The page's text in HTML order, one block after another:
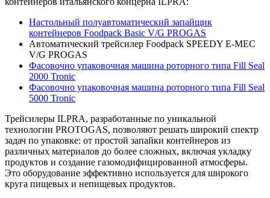
Настольный полуавтоматический запайщик
контейнеров Foodpack Basic V/G PROGAS
Автоматический трейсилер Foodpack SPEEDY E-MEC
V/G PROGAS
Фасовочно упаковочная машина роторного типа Fill Seal
2000 Tronic
Фасовочно упаковочная машина роторного типа Fill Seal
5000 Tronic
Трейсилеры ILPRA, разработанные по уникальной
технологии PROTOGAS, позволяют решать широкий спектр
задач по упаковке: от простой запайки контейнеров из
различных материалов до более сложных, включая укладку
продуктов и создание газомодифицированной атмосферы.
Это оборудование эффективно используется для широкого
круга пищевых и непищевых продуктов.